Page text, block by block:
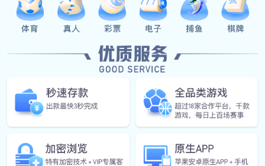
公司主要生产销售：冷镦PEM标准的压铆螺母、涨铆螺母、
压铆螺柱、冷镦压铆螺柱、碳钢冷镦压铆螺母、不锈钢冷镦压铆螺
铝材压铆螺母柱等标准件
IM(股份有限公司)电竞-电子竞技平台 自涉足标准件行业以来，
赞美，产品不仅销于上海、北京、广州、天津、福建、四川、武汉、
沈阳、江苏、浙江等全国各地，并且远销欧美、中东、东南亚等国
家。